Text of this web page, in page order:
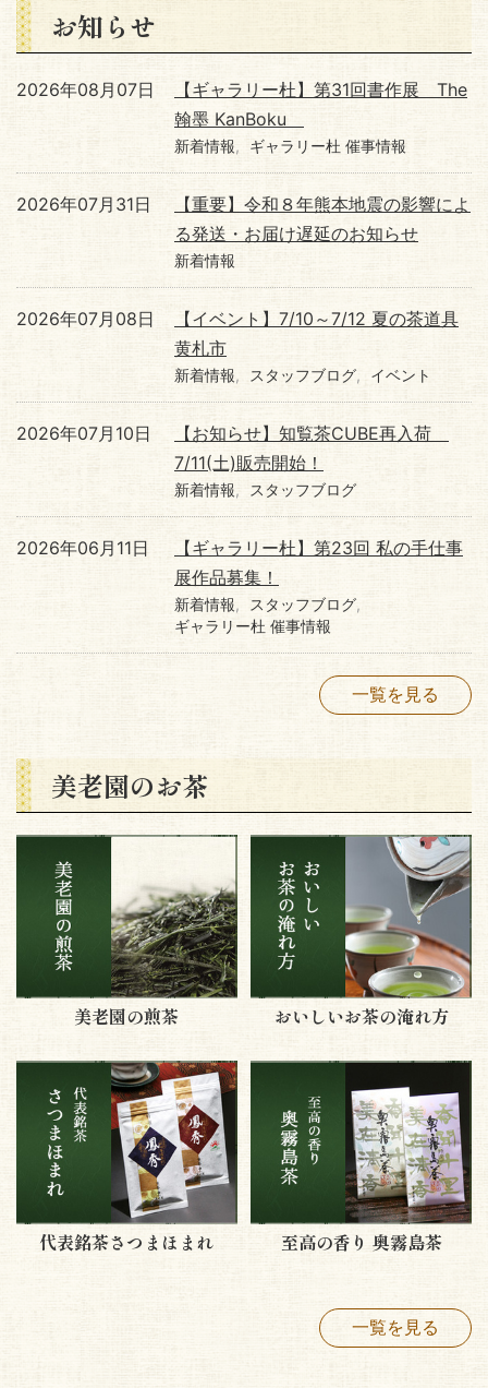
お知らせ
【ギャラリー杜】第31回書作展 The
翰墨 KanBoku
2026年08月07日
新着情報 ギャラリー杜 催事情報
【重要】令和８年熊本地震の影響によ
る発送・お届け遅延のお知らせ
2026年07月31日
新着情報
【イベント】7/10～7/12 夏の茶道具
黄札市
2026年07月08日
新着情報 スタッフブログ イベント
【お知らせ】知覧茶CUBE再入荷
7/11(土)販売開始！
2026年07月10日
新着情報 スタッフブログ
【ギャラリー杜】第23回 私の手仕事
展作品募集！
2026年06月11日
新着情報
スタッフブログ
ギャラリー杜 催事情報
一覧を見る
美老園のお茶
美老園の煎茶 おいしいお茶の淹れ方
代表銘茶さつまほまれ 至高の香り 奥霧島茶
一覧を見る